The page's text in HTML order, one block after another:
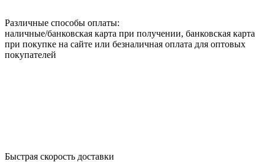
Различные способы оплаты:
наличные/банковская карта при получении, банковская карта
при покупке на сайте или безналичная оплата для оптовых
покупателей
Быстрая скорость доставки